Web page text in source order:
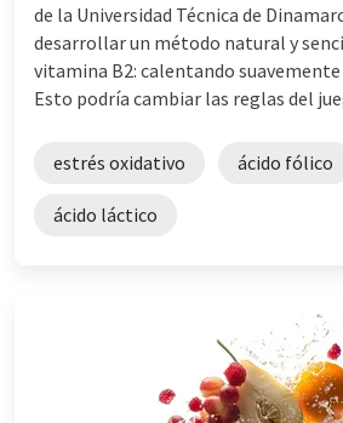
de la Universidad Técnica de
desarrollar un método natural y
vitamina B2: calentando
Esto podría cambiar las reglas del
estrés oxidativo ácido fólico
ácido láctico